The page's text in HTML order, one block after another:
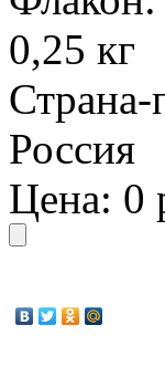
0,25 кг
Страна-
Россия
Цена: 0